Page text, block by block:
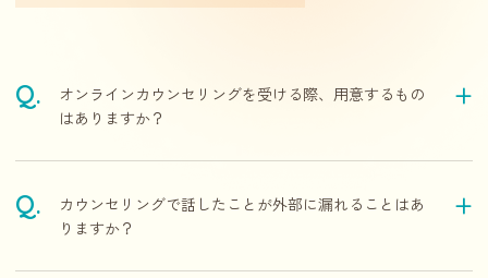
オンラインカウンセリングを受ける際、用意するもの
はありますか？
カウンセリングで話したことが外部に漏れることはあ
りますか？